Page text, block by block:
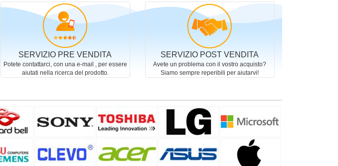
SERVIZIO PRE VENDITA
Potete contattarci, con una e-mail , per essere
aiutati nella ricerca del prodotto.
SERVIZIO POST VENDITA
Avete un problema con il vostro acquisto?
Siamo sempre reperibili per aiutarvi!